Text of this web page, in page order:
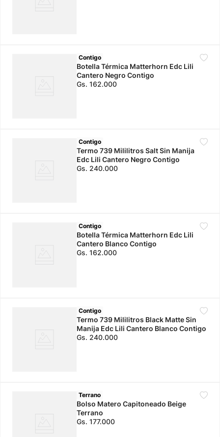
Contigo
Botella Térmica Matterhorn Edc Lili
Cantero Negro Contigo
Gs. 162.000
Contigo
Termo 739 Mililitros Salt Sin Manija
Edc Lili Cantero Negro Contigo
Gs. 240.000
Contigo
Botella Térmica Matterhorn Edc Lili
Cantero Blanco Contigo
Gs. 162.000
Contigo
Termo 739 Mililitros Black Matte Sin
Manija Edc Lili Cantero Blanco Contigo
Gs. 240.000
Terrano
Bolso Matero Capitoneado Beige
Terrano
Gs. 177.000